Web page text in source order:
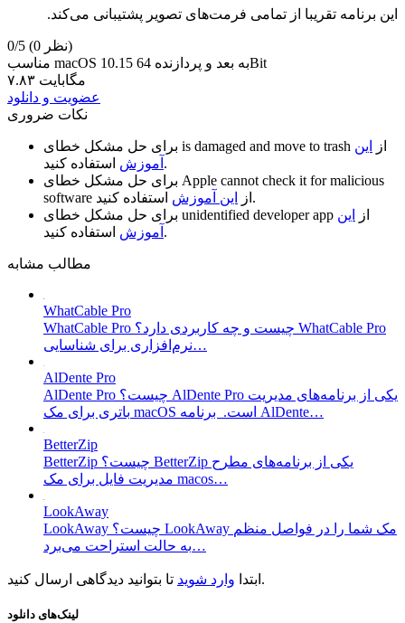
این برنامه تقریبا از تمامی فرمت‌های تصویر پشتیبانی می‌کند.
0/5
(0 نظر)
مناسب macOS 10.15 به بعد و پردازنده 64Bit
۷.۸۳ مگابایت
عضویت و دانلود
نکات ضروری
is damaged and move to trash از
این
آموزش استفاده کنید.
Apple cannot check it for malicious
software
از این آموزش
استفاده کنید.
unidentified developer app از
این
آموزش استفاده کنید.
مطالب مشابه
WhatCable Pro
WhatCable Pro چیست و چه کاربردی دارد؟ WhatCable Pro
نرم‌افزاری برای شناسایی…
AlDente Pro
AlDente Pro چیست؟ AlDente Pro یکی از برنامه‌های مدیریت
باتری برای مک macOS است. برنامه AlDente…
BetterZip
BetterZip چیست؟ BetterZip یکی از برنامه‌های مطرح
مدیریت فایل برای مک macos…
LookAway
LookAway چیست؟ LookAway مک شما را در فواصل منظم
به حالت استراحت می‌برد…
ابتدا وارد شوید تا بتوانید دیدگاهی ارسال کنید.
لینک‌های دانلود